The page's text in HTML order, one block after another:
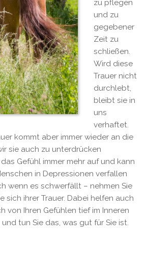
zu pflegen
und zu
gegebener
Zeit zu
schließen.
Wird diese
Trauer nicht
durchlebt,
bleibt sie in
uns
verhaftet.
kommt aber immer wieder an die
sie auch zu unterdrücken
Gefühl immer mehr auf und kann
in Depressionen verfallen
wenn es schwerfällt – nehmen Sie
sich ihrer Trauer. Dabei helfen auch
von Ihren Gefühlen tief im Inneren
tun Sie das, was gut für Sie ist.